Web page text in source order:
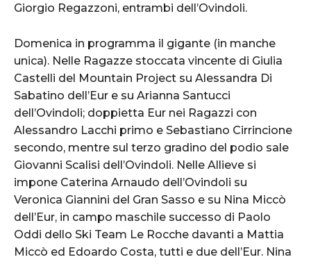
Giorgio Regazzoni, entrambi dell’Ovindoli.
Domenica in programma il gigante (in manche
unica). Nelle Ragazze stoccata vincente di Giulia
Castelli del Mountain Project su Alessandra Di
Sabatino dell’Eur e su Arianna Santucci
dell’Ovindoli; doppietta Eur nei Ragazzi con
Alessandro Lacchi primo e Sebastiano Cirrincione
secondo, mentre sul terzo gradino del podio sale
Giovanni Scalisi dell’Ovindoli. Nelle Allieve si
impone Caterina Arnaudo dell’Ovindoli su
Veronica Giannini del Gran Sasso e su Nina Miccò
dell’Eur, in campo maschile successo di Paolo
Oddi dello Ski Team Le Rocche davanti a Mattia
Miccò ed Edoardo Costa, tutti e due dell’Eur. Nina